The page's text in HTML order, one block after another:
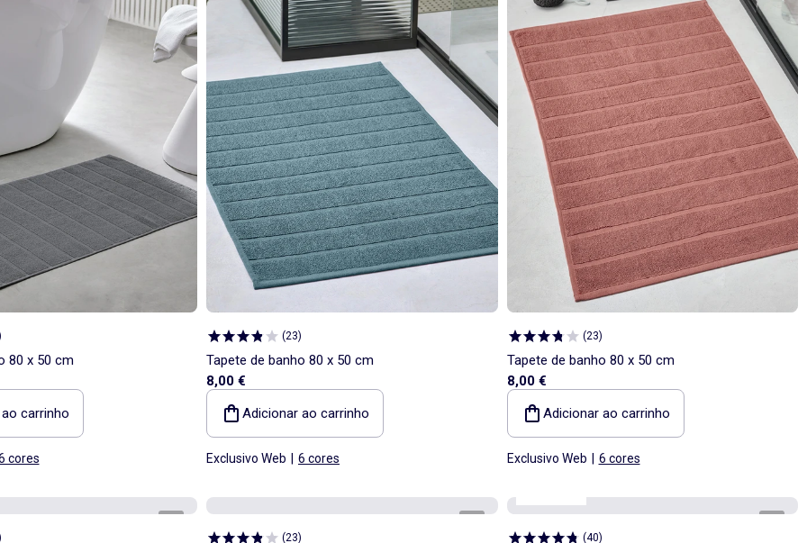
80 x 50 cm
carrinho
cores
(23)
Tapete de banho 80 x 50 cm
8,00 €
Adicionar ao carrinho
Exclusivo Web 6 cores
(23)
Tapete de banho 80 x 50 cm
8,00 €
Adicionar ao carrinho
Exclusivo Web 6 cores
(23) (40)